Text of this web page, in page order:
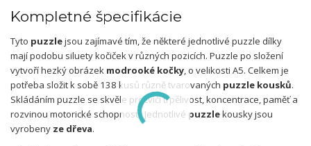
Kompletné špecifikácie
Tyto puzzlejsou zajímavé tím, že některé jednotlivé puzzle dílky
mají podobu siluety kočiček v různých pozicích. Puzzle po složení
vytvoří hezký obrázek modrooké kočky, o velikosti A5. Celkem je
potřeba složit k sobě 138 kusů různě tvarovaných puzzle kousků.
Skládáním puzzle se skvěle procvičí trpělivost, koncentrace, paměť a
rozvinou motorické schopnosti. Jednotlivé puzzlekousky jsou
vyrobeny ze dřeva.